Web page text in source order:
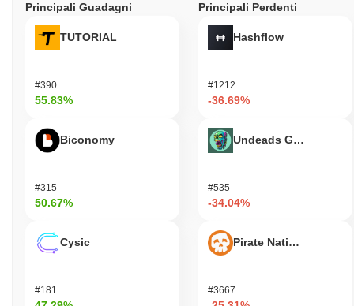
Principali Guadagni
TUTORIAL
#390
55.83%
Biconomy
#315
50.67%
Cysic
#181
Principali Perdenti
Hashflow
#1212
-36.69%
Undeads Games
#535
-34.04%
Pirate Nation Token
#3667